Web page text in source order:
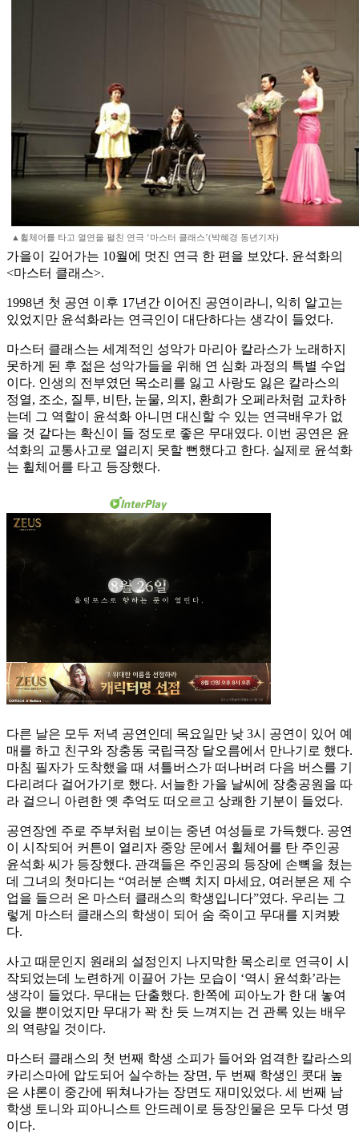
▲휠체어를 타고 열연을 펼친 연극 ‘마스터 클래스’(박혜경 동년기자)
가을이 깊어가는 10월에 멋진 연극 한 편을 보았다. 윤석화의
<마스터 클래스>.
1998년 첫 공연 이후 17년간 이어진 공연이라니, 익히 알고는
있었지만 윤석화라는 연극인이 대단하다는 생각이 들었다.
마스터 클래스는 세계적인 성악가 마리아 칼라스가 노래하지
못하게 된 후 젊은 성악가들을 위해 연 심화 과정의 특별 수업
이다. 인생의 전부였던 목소리를 잃고 사랑도 잃은 칼라스의
정열, 조소, 질투, 비탄, 눈물, 의지, 환희가 오페라처럼 교차하
는데 그 역할이 윤석화 아니면 대신할 수 있는 연극배우가 없
을 것 같다는 확신이 들 정도로 좋은 무대였다. 이번 공연은 윤
석화의 교통사고로 열리지 못할 뻔했다고 한다. 실제로 윤석화
는 휠체어를 타고 등장했다.
다른 날은 모두 저녁 공연인데 목요일만 낮 3시 공연이 있어 예
매를 하고 친구와 장충동 국립극장 달오름에서 만나기로 했다.
마침 필자가 도착했을 때 셔틀버스가 떠나버려 다음 버스를 기
다리려다 걸어가기로 했다. 서늘한 가을 날씨에 장충공원을 따
라 걸으니 아련한 옛 추억도 떠오르고 상쾌한 기분이 들었다.
공연장엔 주로 주부처럼 보이는 중년 여성들로 가득했다. 공연
이 시작되어 커튼이 열리자 중앙 문에서 휠체어를 탄 주인공
윤석화 씨가 등장했다. 관객들은 주인공의 등장에 손뼉을 쳤는
데 그녀의 첫마디는 “여러분 손뼉 치지 마세요, 여러분은 제 수
업을 들으러 온 마스터 클래스의 학생입니다”였다. 우리는 그
렇게 마스터 클래스의 학생이 되어 숨 죽이고 무대를 지켜봤
다.
사고 때문인지 원래의 설정인지 나지막한 목소리로 연극이 시
작되었는데 노련하게 이끌어 가는 모습이 ‘역시 윤석화’라는
생각이 들었다. 무대는 단출했다. 한쪽에 피아노가 한 대 놓여
있을 뿐이었지만 무대가 꽉 찬 듯 느껴지는 건 관록 있는 배우
의 역량일 것이다.
마스터 클래스의 첫 번째 학생 소피가 들어와 엄격한 칼라스의
카리스마에 압도되어 실수하는 장면, 두 번째 학생인 콧대 높
은 샤론이 중간에 뛰쳐나가는 장면도 재미있었다. 세 번째 남
학생 토니와 피아니스트 안드레이로 등장인물은 모두 다섯 명
이다.